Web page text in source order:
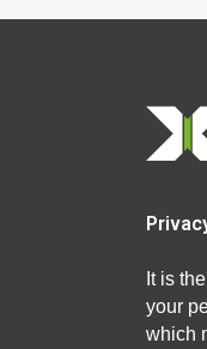
It is
your
which